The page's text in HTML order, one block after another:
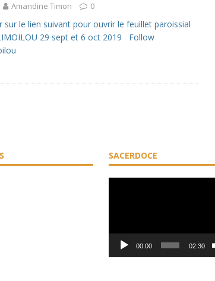
Amandine Timon 0
sur le lien suivant pour ouvrir le feuillet paroissial
29 sept et 6 oct 2019 Follow
SACERDOCE
00:00 02:30